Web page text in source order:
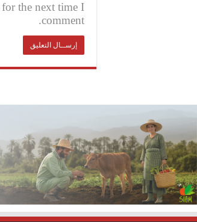
the next time I
comment.